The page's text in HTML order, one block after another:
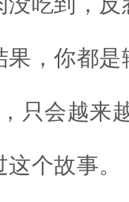
，你都是
只会越来
个故事。